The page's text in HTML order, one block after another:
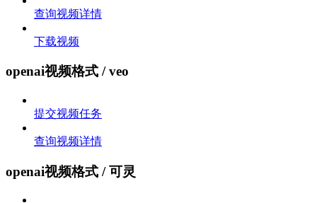
查询视频详情
下载视频
openai视频格式 / veo
提交视频任务
查询视频详情
openai视频格式 / 可灵